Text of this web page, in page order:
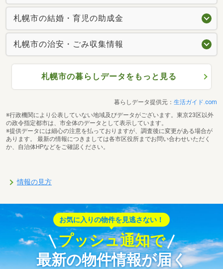
札幌市の結婚・育児の助成金
札幌市の治安・ごみ収集情報
札幌市の暮らしデータをもっと見る
暮らしデータ提供元： 生活ガイド.com
※行政機関により公表していない地域及びデータがございます。東京23区以外
の政令指定都市は、市全体のデータとして表示しています。
※提供データには細心の注意を払っておりますが、調査後に変更がある場合が
あります。 最新の情報につきましては各市区役所までお問い合わせいただく
か、自治体HPなどをご確認ください。
情報の見方
お気に入りの物件を見逃さない！
プッシュ通知で
最新の物件情報が届く